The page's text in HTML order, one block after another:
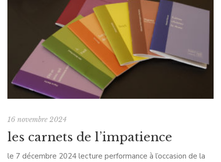
16 novembre 2024
les carnets de l’impatience
le 7 décembre 2024 lecture performance à l’occasion de la